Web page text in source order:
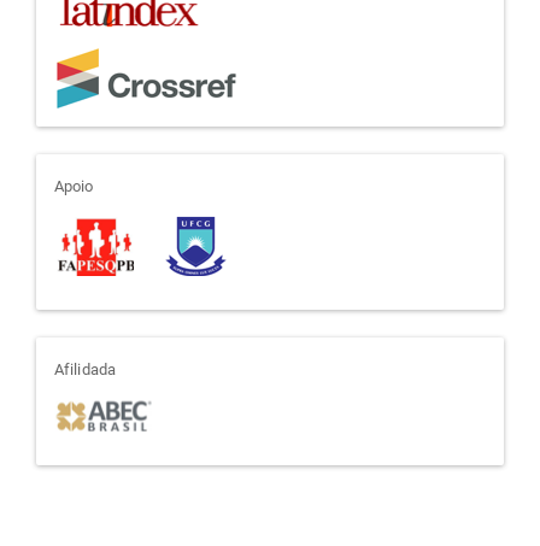
apoio
Apoio
afiliada
Afilidada